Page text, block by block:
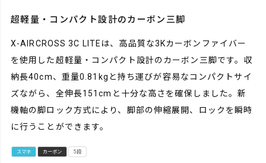
超軽量・コンパクト設計のカーボン三脚
X-AIRCROSS 3C LITEは、高品質な3Kカーボンファイバー
を使用した超軽量・コンパクト設計のカーボン三脚です。収
納長40cm、重量0.81kgと持ち運びが容易なコンパクトサイ
ズながら、全伸長151cmと十分な高さを確保しました。新
機軸の脚ロック方式により、脚部の伸縮展開、ロックを瞬時
に行うことができます。
スマホ カーボン 5段